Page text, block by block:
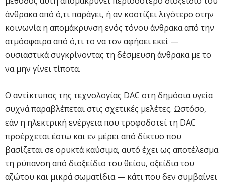
άνθρακα από ό,τι παράγει, ή αν κοστίζει λιγότερο στην
κοινωνία η απομάκρυνση ενός τόνου άνθρακα από την
ατμόσφαιρα από ό,τι το να τον αφήσει εκεί —
ουσιαστικά συγκρίνοντας τη δέσμευση άνθρακα με το
να μην γίνει τίποτα.
Ο αντίκτυπος της τεχνολογίας DAC στη δημόσια υγεία
συχνά παραβλέπεται στις σχετικές μελέτες. Ωστόσο,
εάν η ηλεκτρική ενέργεια που τροφοδοτεί τη DAC
προέρχεται έστω και εν μέρει από δίκτυο που
βασίζεται σε ορυκτά καύσιμα, αυτό έχει ως αποτέλεσμα
τη ρύπανση από διοξείδιο του θείου, οξείδια του
αζώτου και μικρά σωματίδια — κάτι που δεν συμβαίνει